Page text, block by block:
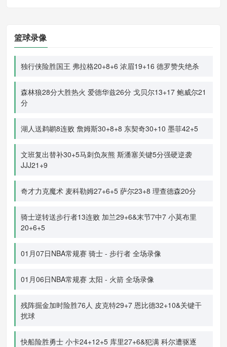
篮球录像
独行侠险胜国王 弗拉格20+8+6 浓眉19+16 德罗赞失绝杀
森林狼28分大胜热火 爱德华兹26分 戈贝尔13+17 鲍威尔21
分
湖人送鹈鹕8连败 詹姆斯30+8+8 东契奇30+10 墨菲42+5
文班复出替补30+5马刺负灰熊 斯潘塞关键5分强硬逆袭
JJJ21+9
奇才力克魔术 麦科勒姆27+6+5 萨尔23+8 理查德森20分
骑士逆转送步行者13连败 加兰29+6&末节7中7 小莫布里
20+6+5
01月07日NBA常规赛 骑士 - 步行者 全场录像
01月06日NBA常规赛 太阳 - 火箭 全场录像
残阵掘金加时险胜76人 皮克特29+7 恩比德32+10&关键干
扰球
快船险胜勇士 小卡24+12+5 库里27+6&犯满 科尔遭驱逐